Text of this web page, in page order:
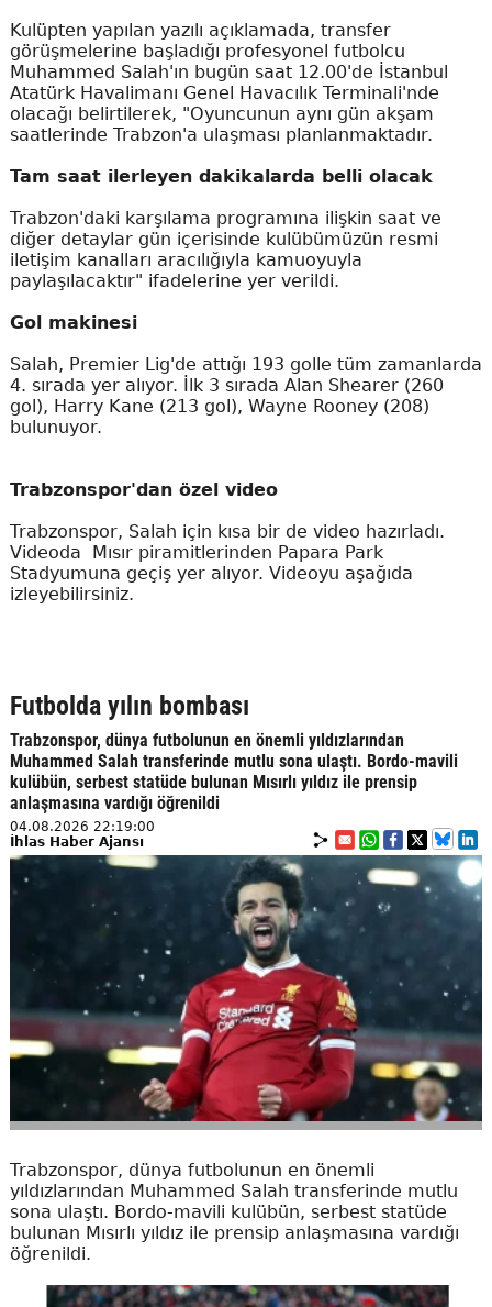
Kulüpten yapılan yazılı açıklamada, transfer
görüşmelerine başladığı profesyonel futbolcu
Muhammed Salah'ın bugün saat 12.00'de İstanbul
Atatürk Havalimanı Genel Havacılık Terminali'nde
olacağı belirtilerek, "Oyuncunun aynı gün akşam
saatlerinde Trabzon'a ulaşması planlanmaktadır.
Tam saat ilerleyen dakikalarda belli olacak
Trabzon'daki karşılama programına ilişkin saat ve
diğer detaylar gün içerisinde kulübümüzün resmi
iletişim kanalları aracılığıyla kamuoyuyla
paylaşılacaktır" ifadelerine yer verildi.
Gol makinesi
Salah, Premier Lig'de attığı 193 golle tüm zamanlarda
4. sırada yer alıyor. İlk 3 sırada Alan Shearer (260
gol), Harry Kane (213 gol), Wayne Rooney (208)
bulunuyor.
Trabzonspor'dan özel video
Trabzonspor, Salah için kısa bir de video hazırladı.
Videoda Mısır piramitlerinden Papara Park
Stadyumuna geçiş yer alıyor. Videoyu aşağıda
izleyebilirsiniz.
Futbolda yılın bombası
Trabzonspor, dünya futbolunun en önemli yıldızlarından
Muhammed Salah transferinde mutlu sona ulaştı. Bordo-mavili
kulübün, serbest statüde bulunan Mısırlı yıldız ile prensip
anlaşmasına vardığı öğrenildi
04.08.2026 22:19:00
İhlas Haber Ajansı
Trabzonspor, dünya futbolunun en önemli
yıldızlarından Muhammed Salah transferinde mutlu
sona ulaştı. Bordo-mavili kulübün, serbest statüde
bulunan Mısırlı yıldız ile prensip anlaşmasına vardığı
öğrenildi.